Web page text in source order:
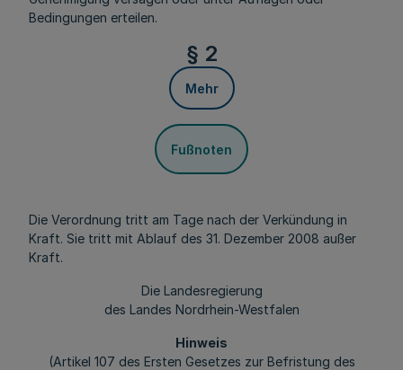
Bedingungen erteilen.
§ 2
Mehr
Fußnoten
Die Verordnung tritt am Tage nach der Verkündung in
Kraft. Sie tritt mit Ablauf des 31. Dezember 2008 außer
Kraft.
Die Landesregierung
des Landes Nordrhein-Westfalen
Hinweis
(Artikel 107 des Ersten Gesetzes zur Befristung des